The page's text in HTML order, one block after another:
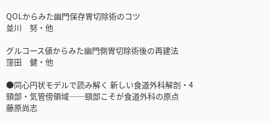
QOLからみた幽門保存胃切除術のコツ
並川 努・他
グルコース値からみた幽門側胃切除術後の再建法
窪田 健・他
●同心円状モデルで読み解く 新しい食道外科解剖・4
頸部・気管傍領域──頸部こそが食道外科の原点
藤原尚志